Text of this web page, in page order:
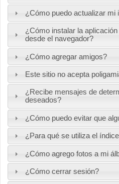
¿Cómo puedo actualizar mi
¿Cómo instalar la
desde el navegador?
¿Cómo agregar amigos?
Este sitio no acepta
¿Recibe mensajes de
deseados?
¿Cómo puedo evitar que
¿Para qué se utiliza el
¿Cómo agrego fotos a mi
¿Cómo cerrar sesión?